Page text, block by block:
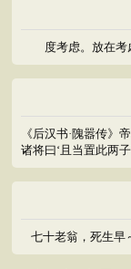
度考虑。放在考
《后汉书·隗嚣传》
诸将曰‘且当置此两
七十老翁，死生早